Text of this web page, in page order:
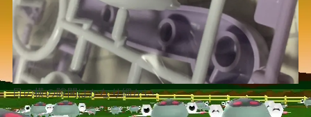
目の横の隙間はかなり細かい